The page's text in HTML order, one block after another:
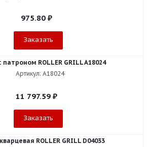
975.80₽
Заказать
ROLLER GRILL A18024
Артикул: A18024
11 797.59₽
Заказать
ROLLER GRILL D04033